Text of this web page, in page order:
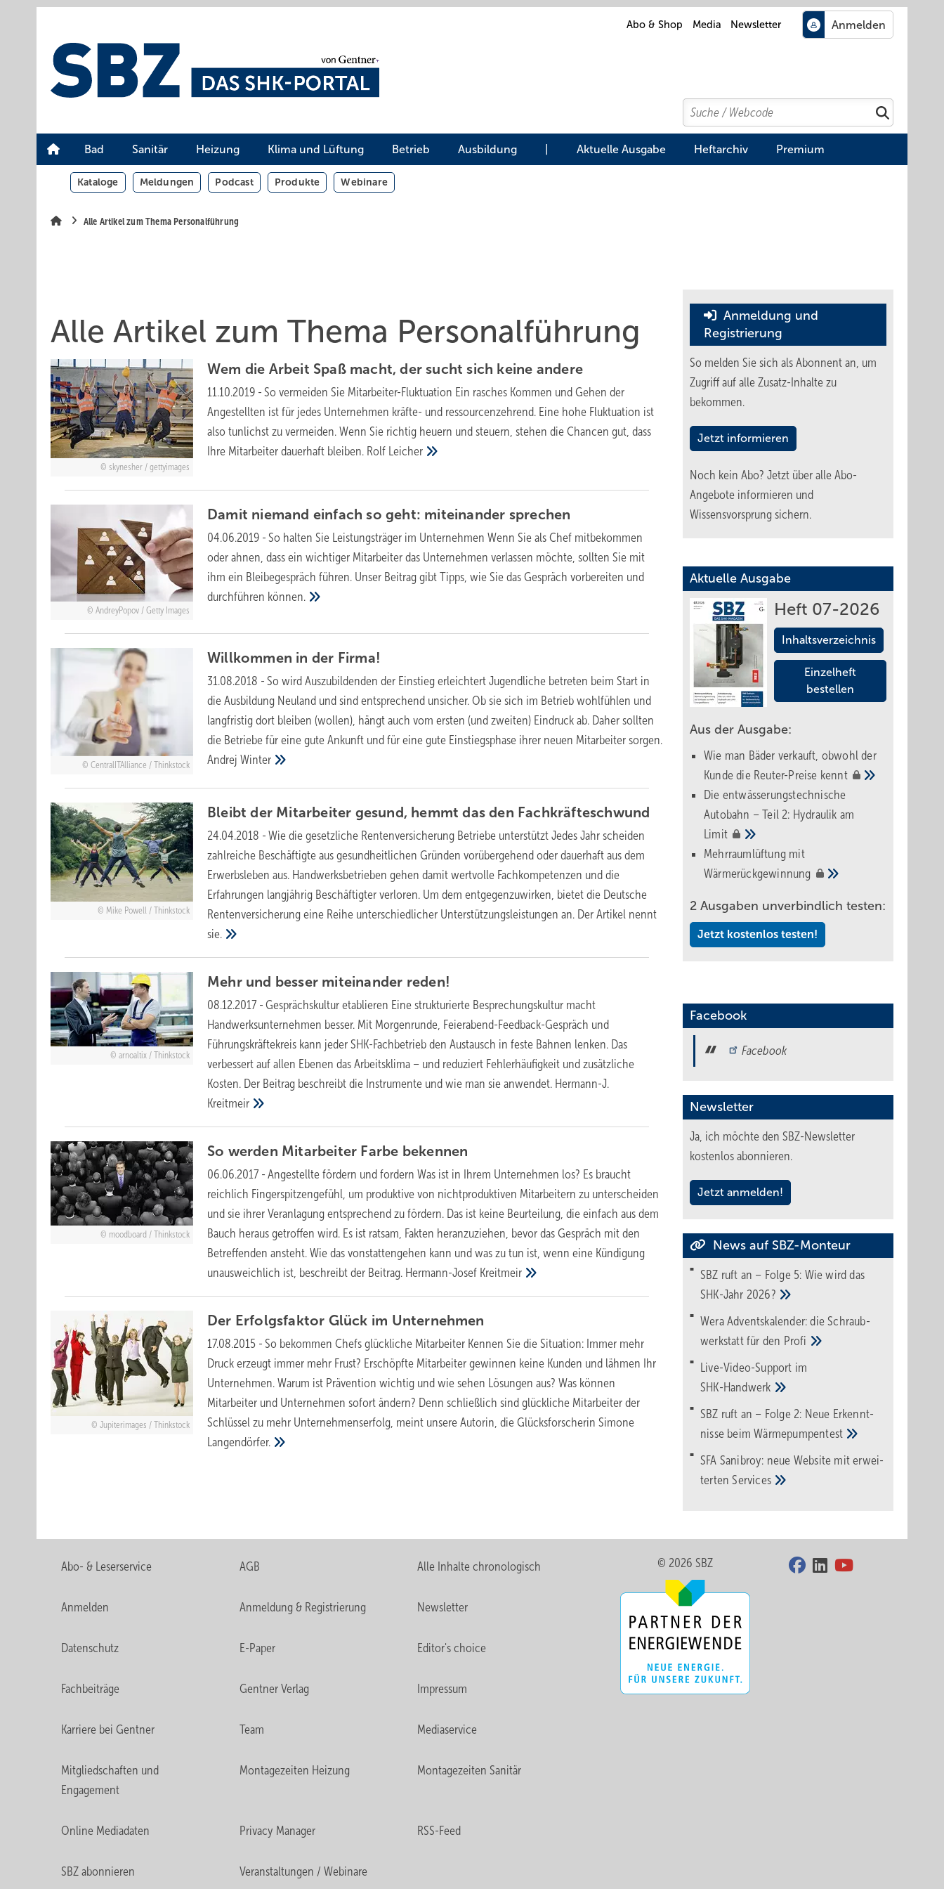
Abo & Shop Media Newsletter
Search
Suchen
Bad Sanitär Heizung Klima und Lüftung Betrieb Ausbildung Aktuelle Ausgabe Heftarchiv Premium
Kataloge Meldungen Podcast Produkte Webinare
Alle Artikel zum Thema Personalführung
Alle Artikel zum Thema Personalführung
skynesher / gettyimages
Wem die Arbeit Spaß macht, der sucht sich keine andere
11.10.2019 - So vermeiden Sie Mitarbeiter-Fluktuation Ein rasches Kommen und Gehen der
Angestellten ist für jedes Unternehmen kräfte- und ressourcenzehrend. Eine hohe Fluktuation ist
also tunlichst zu vermeiden. Wenn Sie richtig heuern und steuern, stehen die Chancen gut, dass
Ihre Mitarbeiter dauerhaft bleiben. Rolf Leicher
AndreyPopov / Getty Images
Damit niemand einfach so geht: miteinander sprechen
04.06.2019 - So halten Sie Leistungsträger im UnternehmenWenn Sie als Chef mitbekommen
oder ahnen, dass ein wichtiger Mitarbeiter das Unternehmen verlassen möchte, sollten Sie mit
ihm ein Bleibegespräch führen. Unser Beitrag gibt Tipps, wie Sie das Gespräch vorbereiten und
durchführen können.
CentralITAlliance / Thinkstock
Willkommen in der Firma!
31.08.2018 - So wird Auszubildenden der Einstieg erleichtertJugendliche betreten beim Start in
die Ausbildung Neuland und sind entsprechend unsicher. Ob sie sich im Betrieb wohlfühlen und
langfristig dort bleiben (wollen), hängt auch vom ersten (und zweiten) Eindruck ab. Daher sollten
die Betriebe für eine gute Ankunft und für eine gute Einstiegsphase ihrer neuen Mitarbeiter sorgen.
AndrejWinter
Mike Powell / Thinkstock
Bleibt der Mitarbeiter gesund, hemmt das den Fachkräfteschwund
24.04.2018 - Wie die gesetzliche Rentenversicherung Betriebe unterstütztJedes Jahr scheiden
zahlreiche Beschäftigte aus gesundheitlichen Gründen vorübergehend oder dauerhaft aus dem
Erwerbsleben aus. Handwerksbetrieben gehen damit wertvolle Fachkompetenzen und die
Erfahrungen langjährig Beschäftigter verloren. Um dem entgegenzuwirken, bietet die Deutsche
Rentenversicherung eine Reihe unterschiedlicher Unterstützungsleistungen an. Der Artikel nennt
sie.
arnoaltix / Thinkstock
Mehr und besser miteinander reden!
08.12.2017 - Gesprächskultur etablieren Eine strukturierte Besprechungskultur macht
Handwerksunternehmen besser. Mit Morgenrunde, Feierabend-Feedback-Gespräch und
Führungskräftekreis kann jeder SHK-Fachbetrieb den Austausch in feste Bahnen lenken. Das
verbessert auf allen Ebenen das Arbeitsklima – und reduziert Fehlerhäufigkeit und zusätzliche
Kosten. Der Beitrag beschreibt die Instrumente und wie man sie anwendet. Hermann-J.
Kreitmeir
moodboard / Thinkstock
So werden Mitarbeiter Farbe bekennen
06.06.2017 - Angestellte fördern und fordernWas ist in Ihrem Unternehmen los? Es braucht
reichlich Fingerspitzengefühl, um produktive von nichtproduktiven Mitarbeitern zu unterscheiden
und sie ihrer Veranlagung entsprechend zu fördern. Das ist keine Beurteilung, die einfach aus dem
Bauch heraus getroffen wird. Es ist ratsam, Fakten heranzuziehen, bevor das Gespräch mit den
Betreffenden ansteht. Wie das vonstattengehen kann und was zu tun ist, wenn eine Kündigung
unausweichlich ist, beschreibt der Beitrag. Hermann-Josef Kreitmeir
Jupiterimages / Thinkstock
Der Erfolgsfaktor Glück im Unternehmen
17.08.2015 - So bekommen Chefs glückliche Mitarbeiter Kennen Sie die Situation: Immer mehr
Druck erzeugt immer mehr Frust? Erschöpfte Mitarbeiter gewinnen keine Kunden und lähmen Ihr
Unternehmen. Warum ist Prävention wichtig und wie sehen Lösungen aus? Was können
Mitarbeiter und Unternehmen sofort ändern? Denn schließlich sind glückliche Mitarbeiter der
Schlüssel zu mehr Unternehmenserfolg, meint unsere Autorin, die GlücksforscherinSimone
Langendörfer.
Anmeldung und
Registrierung
So melden Sie sich als Abonnent an, um
Zugriff auf alle Zusatz-Inhalte zu
bekommen.
Jetzt informieren
Noch kein Abo? Jetzt über alle Abo-
Angebote informieren und
Wissensvorsprung sichern.
Aktuelle Ausgabe
Heft 07-2026
Inhaltsverzeichnis
Einzelheft
bestellen
Aus der Ausgabe:
Wie man Bäder verkauft, obwohl der
Kunde die Reuter-Preise kennt
Die entwässerungstechnische
Autobahn – Teil 2: Hydraulik am
Limit
Mehrraumlüftung mit
Wärmerückgewinnung
2 Ausgaben unverbindlich testen:
Jetzt kostenlos testen!
Facebook
Facebook
Newsletter
Ja, ich möchte den SBZ-Newsletter
kostenlos abonnieren.
Jetzt anmelden!
News auf SBZ-Monteur
SBZ ruft an – Folge 5: Wie wird das
SHK-Jahr 2026?
Wera Adventskalender: die Schraub­
werk­statt für den Pro­fi
Live-Video-Support im
SHK-Handwerk
SBZ ruft an – Folge 2: Neue Erkennt­
nisse beimWärme­pumpen­test
SFA Sanibroy: neue Web­site mit erwei­
tertenServices
Abo- & Leserservice AGB Alle Inhalte chronologisch
Anmelden Anmeldung & Registrierung Newsletter
Datenschutz E-Paper Editor's choice
Fachbeiträge Gentner Verlag Impressum
Karriere bei Gentner Team Mediaservice
Mitgliedschaften und
Engagement
Montagezeiten Heizung Montagezeiten Sanitär
Online Mediadaten Privacy Manager RSS-Feed
SBZ abonnieren Veranstaltungen / Webinare
© 2026 SBZ